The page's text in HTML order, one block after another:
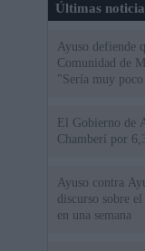
Últimas
Ayuso defiende
Comunidad de
"Sería muy
El Gobierno de
Chamberí por
Ayuso contra
discurso sobre
en una semana